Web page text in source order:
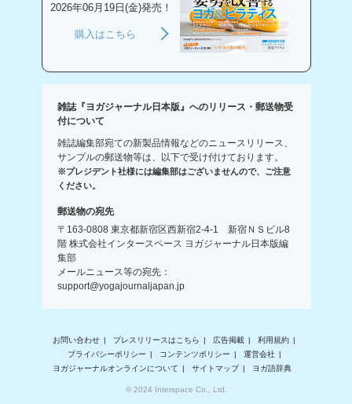
2026年06月19日(金)発売！
購入はこちら
雑誌『ヨガジャーナル日本版』へのリリース・郵送物受
付について
雑誌編集部宛ての新製品情報などのニュースリリース、
サンプルの郵送物等は、以下で受け付けております。
※プレジデント社様には編集部はございませんので、ご注意
ください。
郵送物の宛先
〒163-0808 東京都新宿区西新宿2-4-1 新宿ＮＳビル8
階 株式会社インタースペース ヨガジャーナル日本版編
集部
メールニュース等の宛先：
support@yogajournaljapan.jp
お問い合わせ プレスリリースはこちら 広告掲載
利用規約
プライバシーポリシー
コンテンツポリシー
運営会社
ヨガジャーナルオンラインについて
サイトマップ ヨガ語辞典
© 2024 Interspace Co., Ltd.